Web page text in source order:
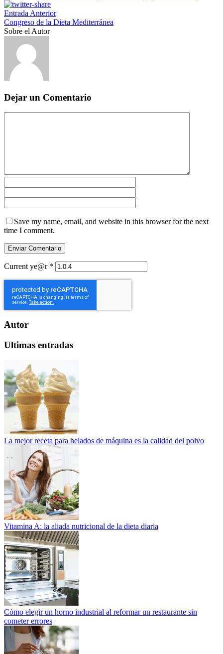
Entrada Anterior
Congreso de la Dieta Mediterránea
Sobre el Autor
Dejar un Comentario
Save my name, email, and website in this browser for the next
time I comment.
Current ye@r *
Autor
Ultimas entradas
La mejor receta para helados de máquina es la calidad del polvo
Vitamina A: la aliada nutricional de la dieta diaria
Cómo elegir un horno industrial al reformar un restaurante sin
cometer errores